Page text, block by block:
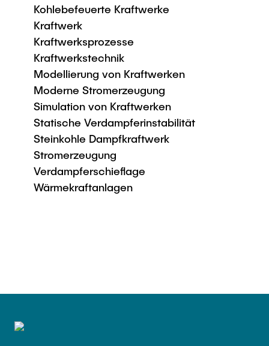
Kohlebefeuerte Kraftwerke
Kraftwerk
Kraftwerksprozesse
Kraftwerkstechnik
Modellierung von Kraftwerken
Moderne Stromerzeugung
Simulation von Kraftwerken
Statische Verdampferinstabilität
Steinkohle Dampfkraftwerk
Stromerzeugung
Verdampferschieflage
Wärmekraftanlagen